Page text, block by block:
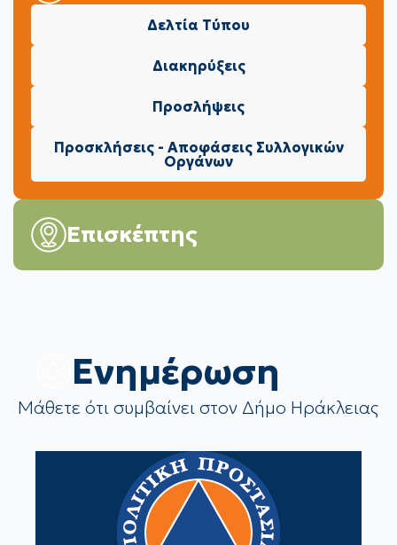
Δελτία Τύπου
Διακηρύξεις
Προσλήψεις
Προσκλήσεις - Αποφάσεις Συλλογικών
Οργάνων
Επισκέπτης
Eνημέρωση
Μάθετε ότι συμβαίνει στον Δήμο Ηράκλειας